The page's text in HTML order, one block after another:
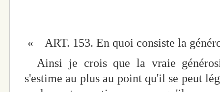
« ART. 153. En quoi consiste la
Ainsi je crois que la vraie
s'estime au plus au point qu'il se peut